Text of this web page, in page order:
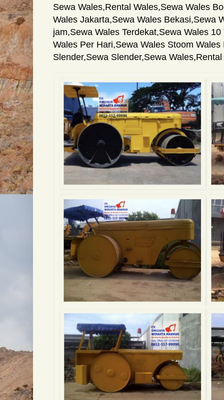
Sewa Wales,Rental Wales,Sewa Wales
Wales Jakarta,Sewa Wales Bekasi,Sewa
jam,Sewa Wales Terdekat,Sewa Wales 10
Wales Per Hari,Sewa Wales Stoom
Slender,Sewa Slender,Sewa Wales,